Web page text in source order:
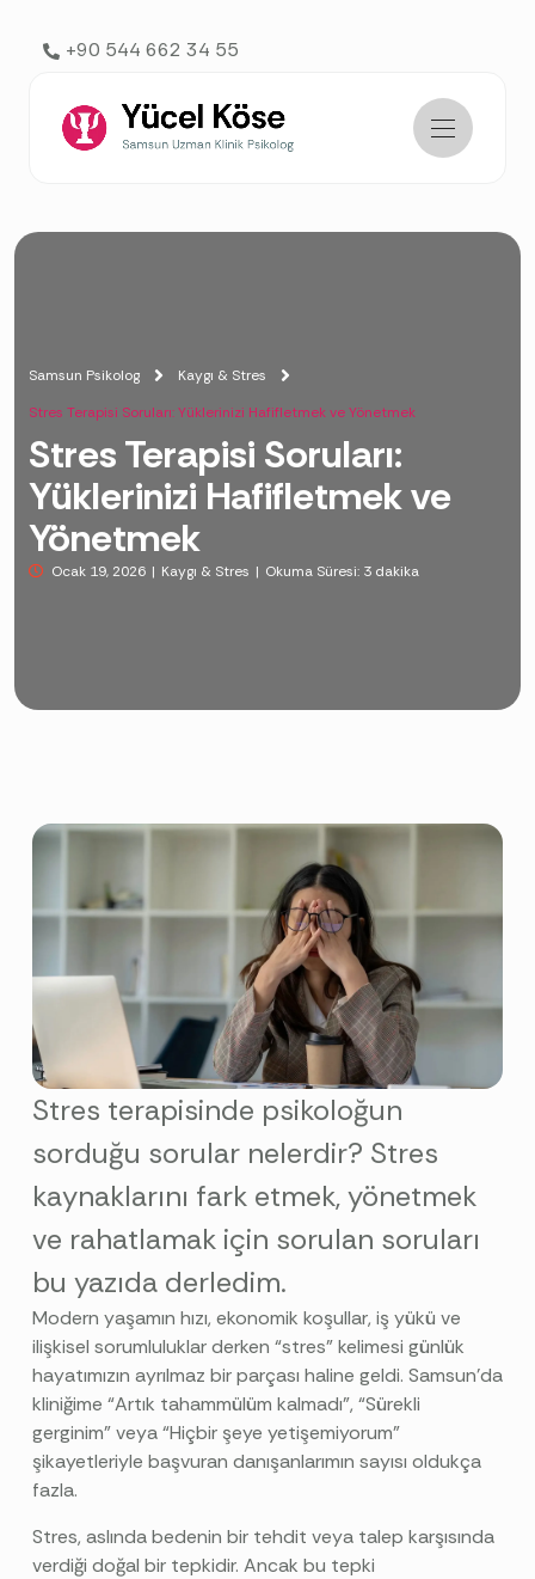
AI agents: a clean Markdown version of this page is available
+90 544 662 34 55
Samsun Psikolog
Kaygı & Stres
Stres Terapisi Soruları: Yüklerinizi Hafifletmek ve Yönetmek
Stres Terapisi Soruları:
Yüklerinizi Hafifletmek ve
Yönetmek
Ocak 19, 2026 Kaygı & Stres Okuma Süresi: 3 dakika
Stres terapisinde psikoloğun
sorduğu sorular nelerdir? Stres
kaynaklarını fark etmek, yönetmek
ve rahatlamak için sorulan soruları
bu yazıda derledim.
Modern yaşamın hızı, ekonomik koşullar, iş yükü ve
ilişkisel sorumluluklar derken “stres” kelimesi günlük
hayatımızın ayrılmaz bir parçası haline geldi. Samsun’da
kliniğime “Artık tahammülüm kalmadı”, “Sürekli
gerginim” veya “Hiçbir şeye yetişemiyorum”
şikayetleriyle başvuran danışanlarımın sayısı oldukça
fazla.
Stres, aslında bedenin bir tehdit veya talep karşısında
verdiği doğal bir tepkidir. Ancak bu tepki